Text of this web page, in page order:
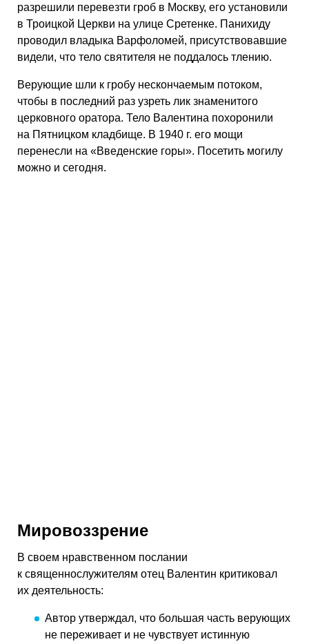
разрешили перевезти гроб в Москву, его установили
в Троицкой Церкви на улице Сретенке. Панихиду
проводил владыка Варфоломей, присутствовавшие
видели, что тело святителя не поддалось тлению.
Верующие шли к гробу нескончаемым потоком,
чтобы в последний раз узреть лик знаменитого
церковного оратора. Тело Валентина похоронили
на Пятницком кладбище. В 1940 г. его мощи
перенесли на «Введенские горы». Посетить могилу
можно и сегодня.
Мировоззрение
В своем нравственном послании
к священнослужителям отец Валентин критиковал
их деятельность:
Автор утверждал, что большая часть верующих
не переживает и не чувствует истинную